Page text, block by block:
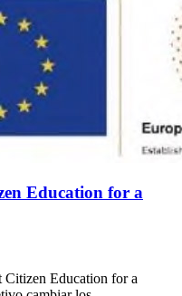
Education for a
Citizen Education for a